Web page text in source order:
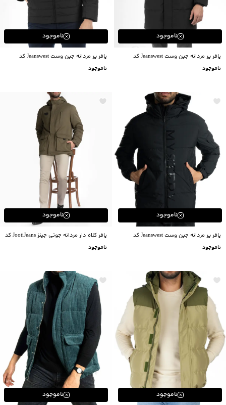
ناموجود
پافر پر مردانه جین وست Jeanswest کد
14123514
ناموجود
ناموجود
پافر پر مردانه جین وست Jeanswest کد
14123523
ناموجود
ناموجود
پافر پر مردانه جین وست Jeanswest کد
14123526
ناموجود
ناموجود
پافر کلاه دار مردانه جوتی جینز JootiJeans کد
24522136
ناموجود
ناموجود ناموجود